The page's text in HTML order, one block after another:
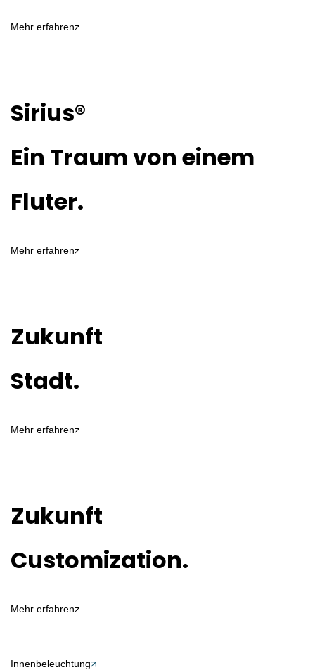
Mehr erfahren
Sirius®
Ein Traum von einem
Fluter.
Mehr erfahren
Zukunft
Stadt.
Mehr erfahren
Zukunft
Customization.
Mehr erfahren
Innenbeleuchtung